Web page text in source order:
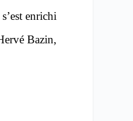
enrichi
Bazin,